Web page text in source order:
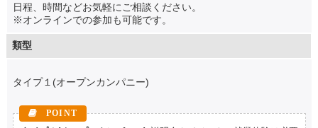
日程、時間などお気軽にご相談ください。
※オンラインでの参加も可能です。
類型
タイプ１(オープンカンパニー)